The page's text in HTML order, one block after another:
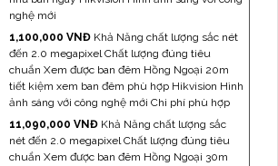
nghệ mới
1,100,000 VNĐ Khả Năng chất lượng sắc nét
đến 2.0 megapixel Chất lượng đúng tiêu
chuẩn Xem được ban đêm Hồng Ngoại 20m
tiết kiệm xem ban đêm phù hợp Hikvision Hình
ảnh sáng với công nghệ mới Chi phí phù hợp
11,090,000 VNĐ Khả Năng chất lượng sắc
nét đến 2.0 megapixel Chất lượng đúng tiêu
chuẩn Xem được ban đêm Hồng Ngoại 30m